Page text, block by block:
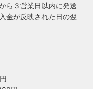
ら３営業日以内に発送
金が反映された日の翌